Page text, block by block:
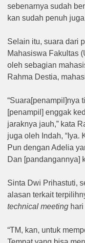
sebenarnya sudah
kan sudah penuh
Selain itu, suara dari
Mahasiswa Fakultas
oleh sebagian
Rahma Destia,
“Suara[penampil]nya
[penampil] enggak
jaraknya jauh,” kata
juga oleh Indah, “Iya.
Pun dengan Adelia
Dan [pandangannya]
Sinta Dwi Prihastuti,
alasan terkait
technical meeting
“TM, kan, untuk